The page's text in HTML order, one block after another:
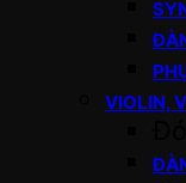
VIOLIN,